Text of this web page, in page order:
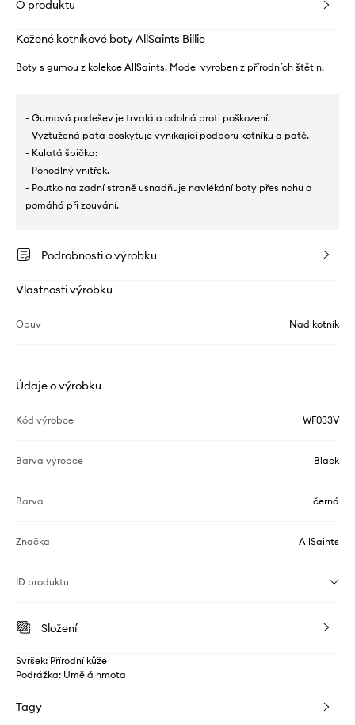
O produktu
Kožené kotníkové boty AllSaints Billie
Boty s gumou z kolekce AllSaints. Model vyroben z přírodních štětin.
- Gumová podešev je trvalá a odolná proti poškození.
- Vyztužená pata poskytuje vynikající podporu kotníku a patě.
- Kulatá špička:
- Pohodlný vnitřek.
- Poutko na zadní straně usnadňuje navlékání boty přes nohu a
pomáhá při zouvání.
Podrobnosti o výrobku
Vlastnosti výrobku
Obuv Nad kotník
Údaje o výrobku
Kód výrobce WF033V
Barva výrobce Black
Barva černá
Značka AllSaints
ID produktu
Složení
Svršek: Přírodní kůže
Podrážka: Umělá hmota
Tagy